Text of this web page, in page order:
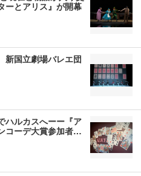
ーとアリス』が開幕
国立劇場バレエ団
ハルカスへーー『ア
コーデ大賞参加者…